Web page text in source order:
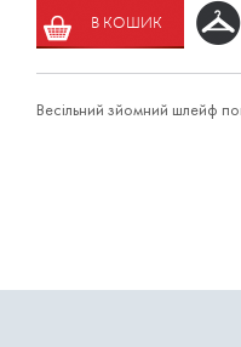
В КОШИК
Весільний зйомний шлейф